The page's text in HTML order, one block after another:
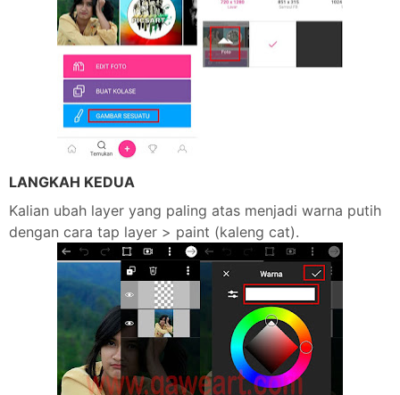
LANGKAH KEDUA
Kalian ubah layer yang paling atas menjadi warna putih
dengan cara tap layer > paint (kaleng cat).